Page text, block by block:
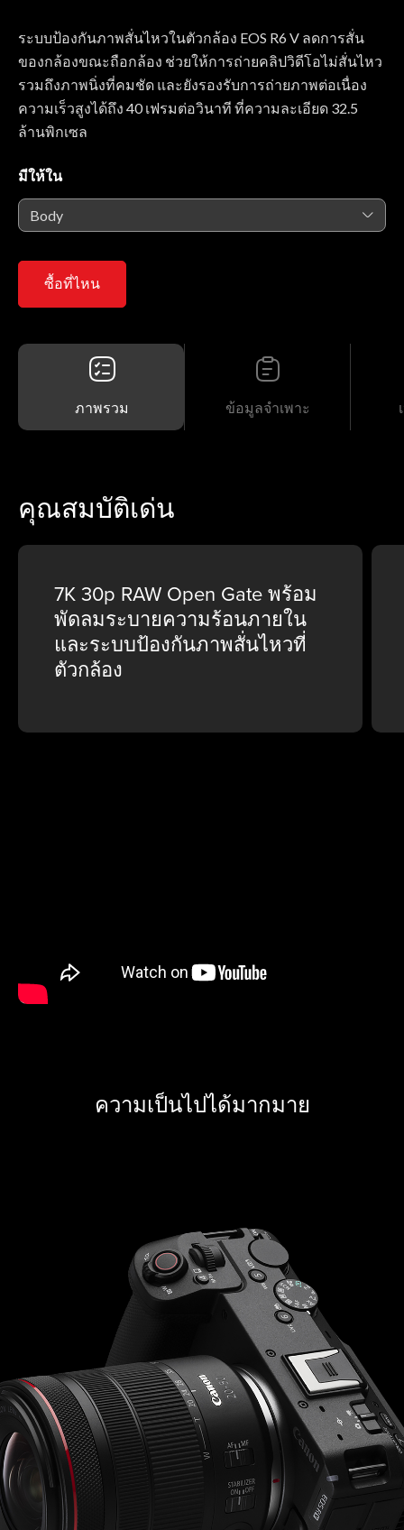
ระบบป้องกันภาพสั่นไหวในตัวกล้อง EOS R6 V ลดการสั่น
ของกล้องขณะถือกล้อง ช่วยให้การถ่ายคลิปวิดีโอไม่สั่นไหว
รวมถึงภาพนิ่งที่คมชัด และยังรองรับการถ่ายภาพต่อเนื่อง
ความเร็วสูงได้ถึง 40 เฟรมต่อวินาที ที่ความละเอียด 32.5
ล้านพิกเซล
มีให้ใน
Body
ซื้อที่ไหน
ภาพรวม ข้อมูลจำเพาะ
คุณสมบัติเด่น
7K 30p RAW Open Gate พร้อม
พัดลมระบายความร้อนภายใน
และระบบป้องกันภาพสั่นไหวที่
ตัวกล้อง
ความเป็นไปได้มากมาย